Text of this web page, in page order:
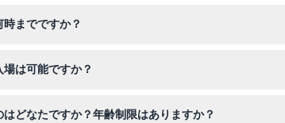
までですか？
い）。
は可能ですか？
どなたですか？年齢制限はありますか？